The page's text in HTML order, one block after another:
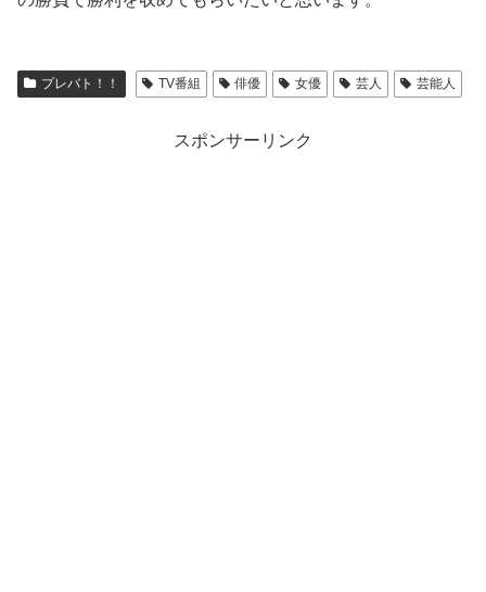
プレバト！！ TV番組 俳優 女優 芸人 芸能人
スポンサーリンク